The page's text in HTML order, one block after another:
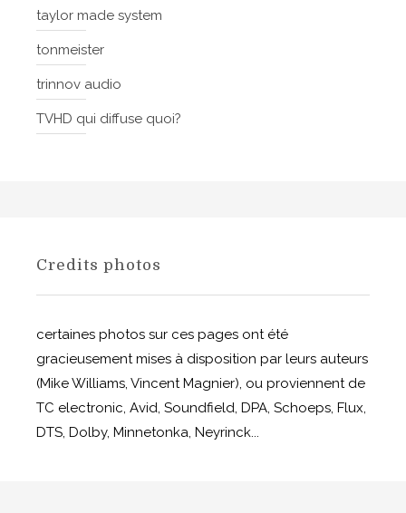
taylor made system
tonmeister
trinnov audio
TVHD qui diffuse quoi?
Credits photos
certaines photos sur ces pages ont été
gracieusement mises à disposition par leurs auteurs
(Mike Williams, Vincent Magnier), ou proviennent de
TC electronic, Avid, Soundfield, DPA, Schoeps, Flux,
DTS, Dolby, Minnetonka, Neyrinck...